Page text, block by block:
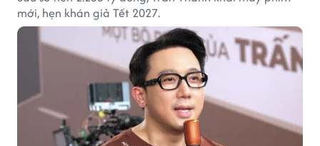
mới, hẹn khán giả Tết 2027.